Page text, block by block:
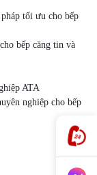
tối ưu cho bếp
bếp căng tin và
ATA
nghiệp cho bếp